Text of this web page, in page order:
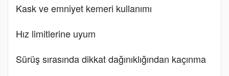
Kask ve emniyet kemeri kullanımı
Hız limitlerine uyum
Sürüş sırasında dikkat dağınıklığından kaçınma